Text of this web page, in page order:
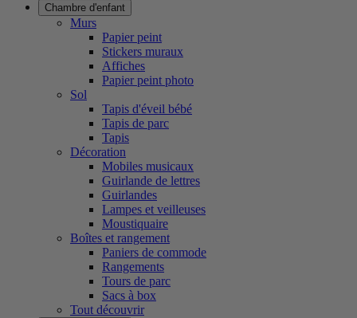
Chambre d'enfant
Murs
Papier peint
Stickers muraux
Affiches
Papier peint photo
Sol
Tapis d'éveil bébé
Tapis de parc
Tapis
Décoration
Mobiles musicaux
Guirlande de lettres
Guirlandes
Lampes et veilleuses
Moustiquaire
Boîtes et rangement
Paniers de commode
Rangements
Tours de parc
Sacs à box
Tout découvrir